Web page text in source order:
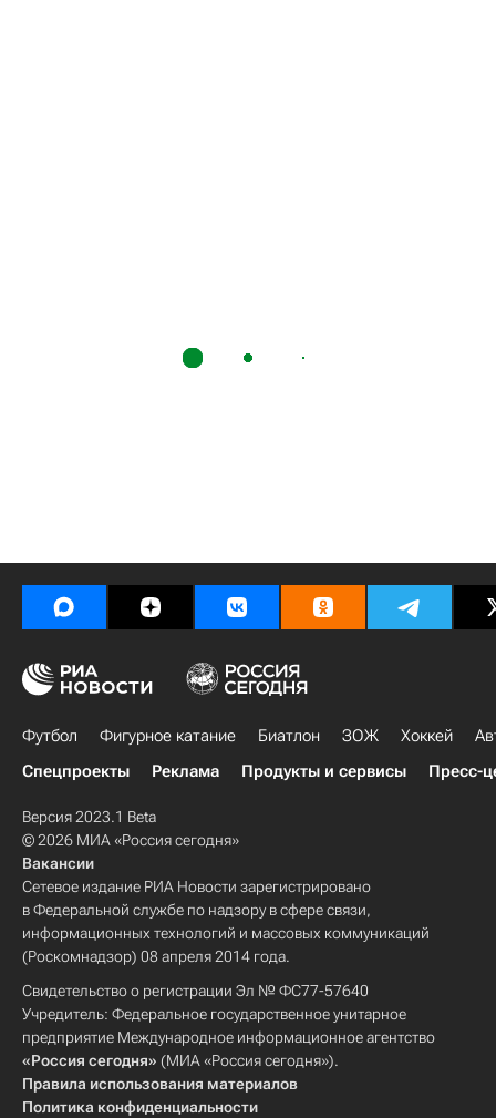
Футбол Фигурное катание Биатлон ЗОЖ Хоккей
Спецпроекты
Реклама Продукты и сервисы Пресс-
Версия 2023.1 Beta
© 2026 МИА «Россия сегодня»
Вакансии
Сетевое издание РИА Новости зарегистрировано
в Федеральной службе по надзору в сфере связи,
информационных технологий и массовых коммуникаций
(Роскомнадзор) 08 апреля 2014 года.
Свидетельство о регистрации Эл № ФС77-57640
Учредитель: Федеральное государственное унитарное
предприятие Международное информационное агентство
«Россия сегодня» (МИА «Россия сегодня»).
Правила использования материалов
Политика конфиденциальности